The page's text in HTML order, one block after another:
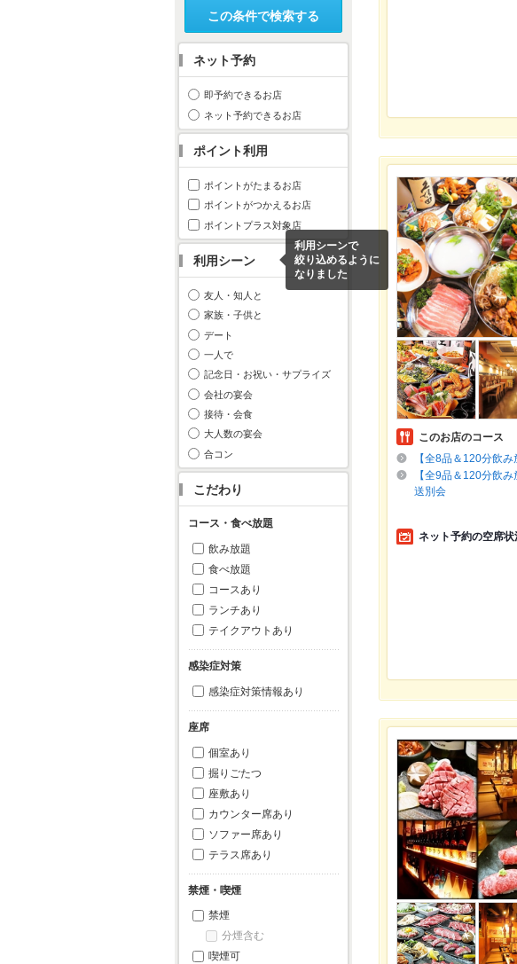
この条件で検索する
ネット予約
即予約できるお店
ネット予約できるお店
ポイント利用
ポイントがたまるお店
ポイントがつかえるお店
ポイントプラス対象店
利用シーン
利用シーンで
絞り込めるように
なりました
友人・知人と
家族・子供と
デート
一人で
記念日・お祝い・サプライズ
会社の宴会
接待・会食
大人数の宴会
合コン
こだわり
コース・食べ放題
飲み放題
食べ放題
コースあり
ランチあり
テイクアウトあり
感染症対策
感染症対策情報あり
座席
個室あり
掘りごたつ
座敷あり
カウンター席あり
ソファー席あり
テラス席あり
禁煙・喫煙
禁煙
分煙含む
喫煙可
このお店のコース
【全8品＆120分飲
【全9品＆120分飲
送別会
ネット予約の空席状